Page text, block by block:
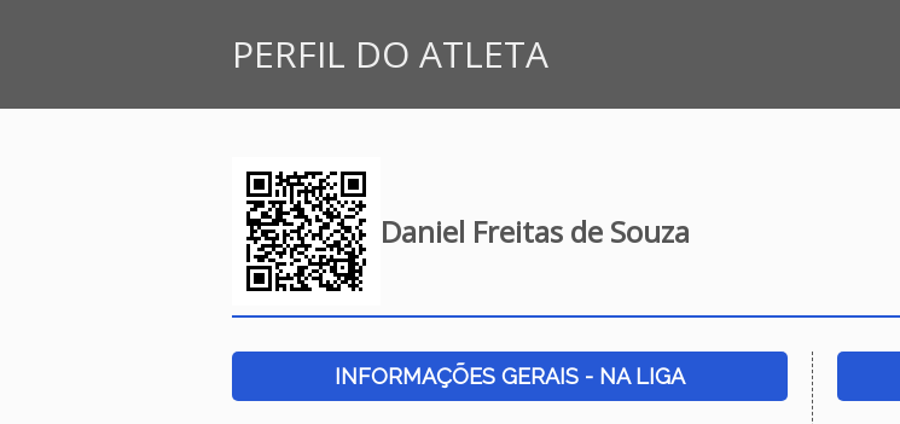
PERFIL DO ATLETA
Daniel Freitas de Souza
INFORMAÇÕES GERAIS - NA LIGA